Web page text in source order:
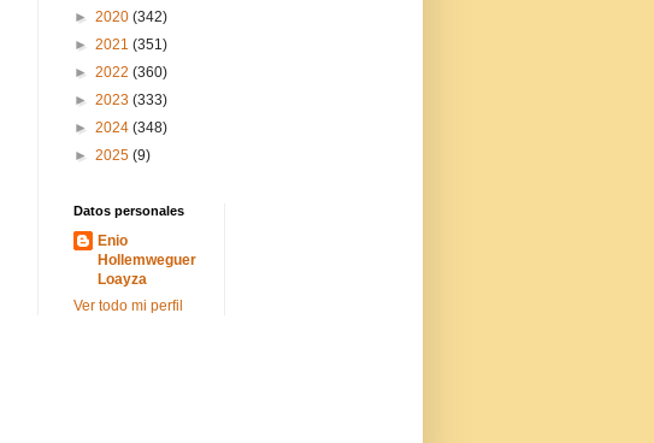
► 2020 (342)
► 2021 (351)
► 2022 (360)
► 2023 (333)
► 2024 (348)
► 2025 (9)
Datos personales
Enio
Hollemweguer
Loayza
Ver todo mi perfil